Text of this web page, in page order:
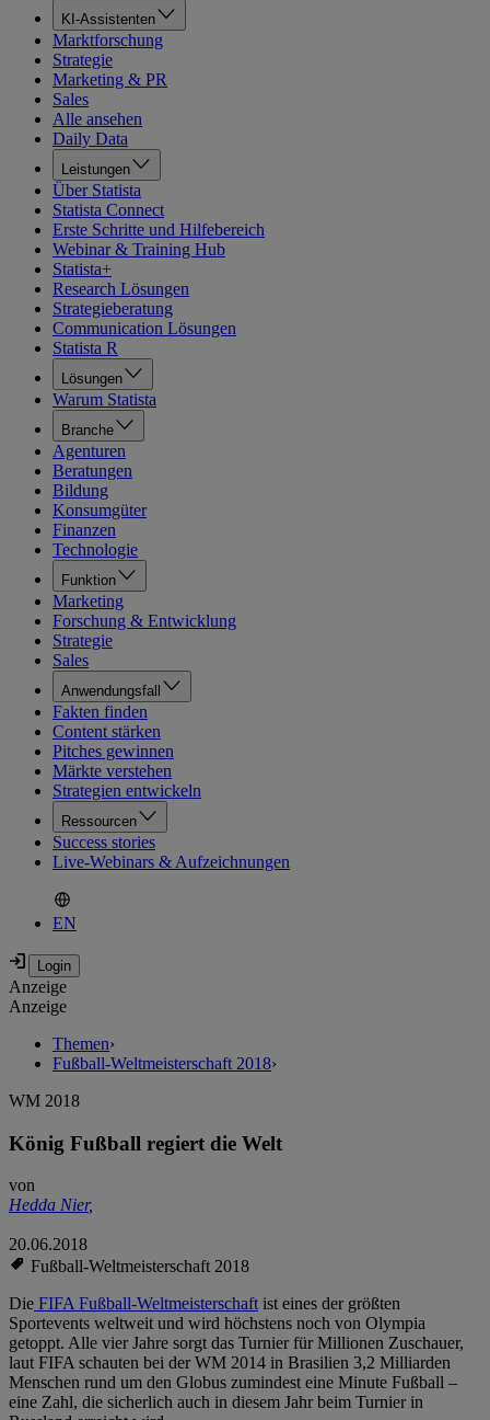
KI-Assistenten
Marktforschung
Strategie
Marketing & PR
Sales
Alle ansehen
Daily Data
Leistungen
Über Statista
Statista Connect
Erste Schritte und Hilfebereich
Webinar & Training Hub
Statista+
Research Lösungen
Strategieberatung
Communication Lösungen
Statista R
Lösungen
Warum Statista
Branche
Agenturen
Beratungen
Bildung
Konsumgüter
Finanzen
Technologie
Funktion
Marketing
Forschung & Entwicklung
Strategie
Sales
Anwendungsfall
Fakten finden
Content stärken
Pitches gewinnen
Märkte verstehen
Strategien entwickeln
Ressourcen
Success stories
Live-Webinars & Aufzeichnungen
EN
Anzeige
Anzeige
Themen›
Fußball-Weltmeisterschaft 2018›
WM 2018
König Fußball regiert die Welt
von
Hedda Nier,
20.06.2018
Fußball-Weltmeisterschaft 2018
Die FIFA Fußball-Weltmeisterschaftist eines der größten
Sportevents weltweit und wird höchstens noch von Olympia
getoppt. Alle vier Jahre sorgt das Turnier für Millionen Zuschauer,
laut FIFA schauten bei der WM 2014 in Brasilien 3,2 Milliarden
Menschen rund um den Globus zumindest eine Minute Fußball –
eine Zahl, die sicherlich auch in diesem Jahr beim Turnier in